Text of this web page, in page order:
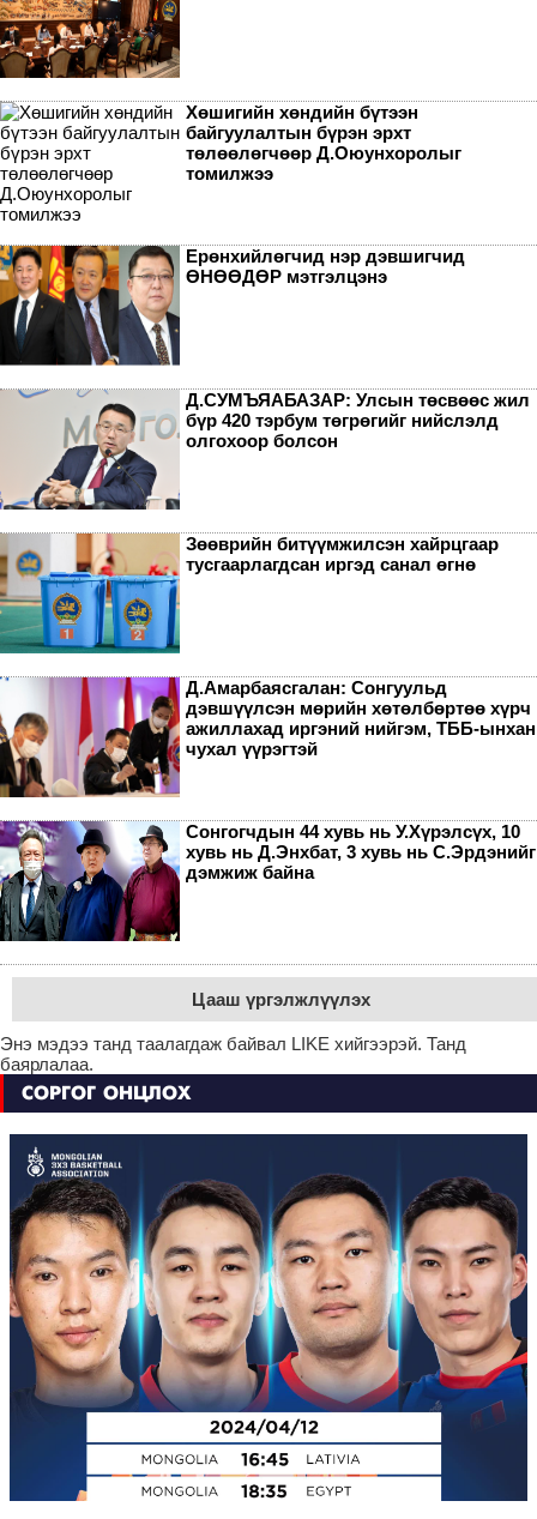
Хөшигийн хөндийн бүтээн
байгуулалтын бүрэн эрхт
төлөөлөгчөөр Д.Оюунхоролыг
томилжээ
Ерөнхийлөгчид нэр дэвшигчид
ӨНӨӨДӨР мэтгэлцэнэ
Д.СУМЪЯАБАЗАР: Улсын төсвөөс жил
бүр 420 тэрбум төгрөгийг нийслэлд
олгохоор болсон
Зөөврийн битүүмжилсэн хайрцгаар
тусгаарлагдсан иргэд санал өгнө
Д.Амарбаясгалан: Сонгуульд
дэвшүүлсэн мөрийн хөтөлбөртөө хүрч
ажиллахад иргэний нийгэм, ТББ-ынхан
чухал үүрэгтэй
Сонгогчдын 44 хувь нь У.Хүрэлсүх, 10
хувь нь Д.Энхбат, 3 хувь нь С.Эрдэнийг
дэмжиж байна
Цааш үргэлжлүүлэх
Энэ мэдээ танд таалагдаж байвал LIKE хийгээрэй. Танд
баярлалаа.
СОРГОГ ОНЦЛОХ